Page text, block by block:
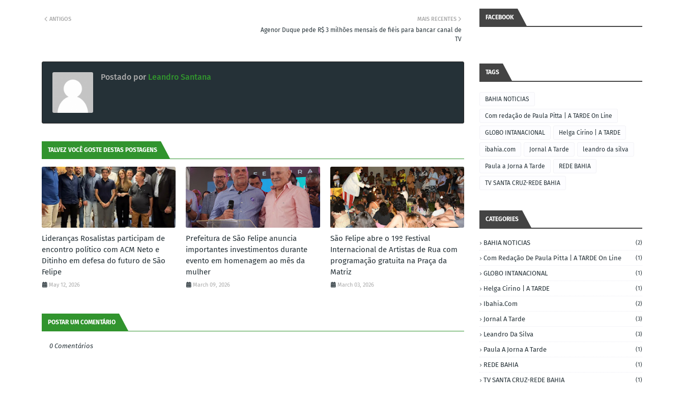
MAIS RECENTES
Agenor Duque pede R$ 3 milhões mensais de fiéis para bancar canal de
TV
ANTIGOS
Postado por Leandro Santana
TALVEZ VOCÊ GOSTE DESTAS POSTAGENS
Lideranças Rosalistas participam de
encontro político com ACM Neto e
Ditinho em defesa do futuro de São
Felipe
May 12, 2026
Prefeitura de São Felipe anuncia
importantes investimentos durante
evento em homenagem ao mês da
mulher
March 09, 2026
São Felipe abre o 19º Festival
Internacional de Artistas de Rua com
programação gratuita na Praça da
Matriz
March 03, 2026
POSTAR UM COMENTÁRIO
0 Comentários
FACEBOOK
TAGS
BAHIA NOTICIAS
Com redação de Paula Pitta | A TARDE On Line
GLOBO INTANACIONAL Helga Cirino | A TARDE
ibahia.com Jornal A Tarde leandro da silva
Paula a Jorna A Tarde REDE BAHIA
TV SANTA CRUZ-REDE BAHIA
CATEGORIES
BAHIA NOTICIAS (2)
Com Redação De Paula Pitta | A TARDE On Line (1)
GLOBO INTANACIONAL (1)
Helga Cirino | A TARDE (1)
Ibahia.com (2)
Jornal A Tarde (3)
Leandro Da Silva (3)
Paula A Jorna A Tarde (1)
REDE BAHIA (1)
TV SANTA CRUZ-REDE BAHIA (1)